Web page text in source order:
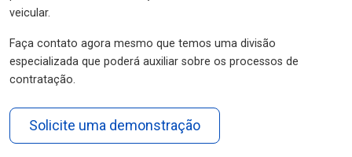
veicular.
Faça contato agora mesmo que temos uma divisão
especializada que poderá auxiliar sobre os processos de
contratação.
Solicite uma demonstração